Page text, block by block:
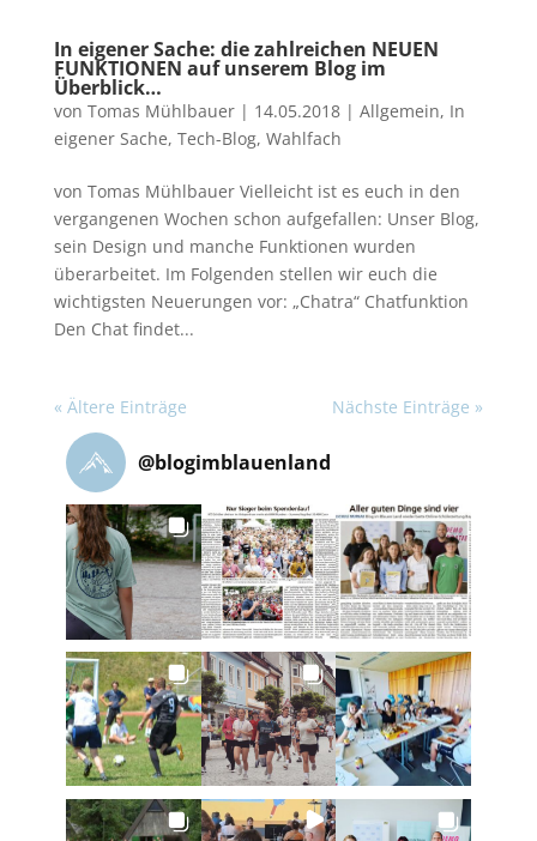
In eigener Sache: die zahlreichen NEUEN
FUNKTIONEN auf unserem Blog im
Überblick…
von Tomas Mühlbauer| 14.05.2018| Allgemein, In
eigener Sache, Tech-Blog, Wahlfach
von Tomas Mühlbauer Vielleicht ist es euch in den
vergangenen Wochen schon aufgefallen: Unser Blog,
sein Design und manche Funktionen wurden
überarbeitet. Im Folgenden stellen wir euch die
wichtigsten Neuerungen vor: „Chatra“ Chatfunktion
Den Chat findet...
« Ältere Einträge Nächste Einträge »
@blogimblauenland